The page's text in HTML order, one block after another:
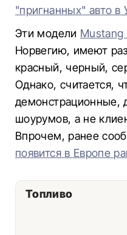
"пригнанных" авто в
Эти модели Mustang
Норвегию, имеют
красный, черный,
Однако, считается,
демонстрационные,
шоурумов, а не
Впрочем, ранее
появится в Европе
Топливо